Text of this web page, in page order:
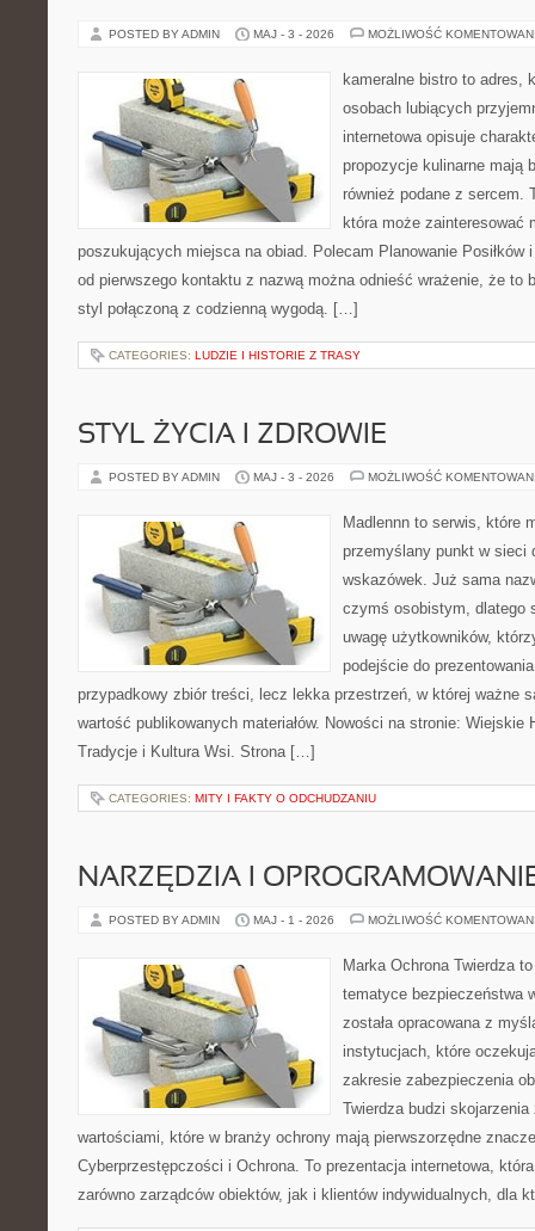
POSTED BY ADMIN MAJ - 3 - 2026 MOŻLIWOŚĆ
kameralne bistro to adres,
osobach lubiących
internetowa opisuje
propozycje kulinarne mają
również podane z sercem.
która może zainteresować
poszukujących miejsca na obiad. Polecam Planowanie Posiłków
od pierwszego kontaktu z nazwą można odnieść wrażenie, że to
styl połączoną z codzienną wygodą. […]
CATEGORIES: LUDZIE I HISTORIE Z TRASY
STYL ŻYCIA I ZDROWIE
POSTED BY ADMIN MAJ - 3 - 2026 MOŻLIWOŚĆ
Madlennn to serwis, które
przemyślany punkt w sieci
wskazówek. Już sama
czymś osobistym, dlatego
uwagę użytkowników,
podejście do
przypadkowy zbiór treści, lecz lekka przestrzeń, w której ważne
wartość publikowanych materiałów. Nowości na stronie: Wiejskie
Tradycje i Kultura Wsi. Strona […]
CATEGORIES: MITY I FAKTY O ODCHUDZANIU
NARZĘDZIA I
POSTED BY ADMIN MAJ - 1 - 2026 MOŻLIWOŚĆ
Marka Ochrona Twierdza
tematyce bezpieczeństwa
została opracowana z
instytucjach, które
zakresie zabezpieczenia
Twierdza budzi
wartościami, które w branży ochrony mają pierwszorzędne
Cyberprzestępczości i Ochrona. To prezentacja internetowa,
zarówno zarządców obiektów, jak i klientów indywidualnych, dla